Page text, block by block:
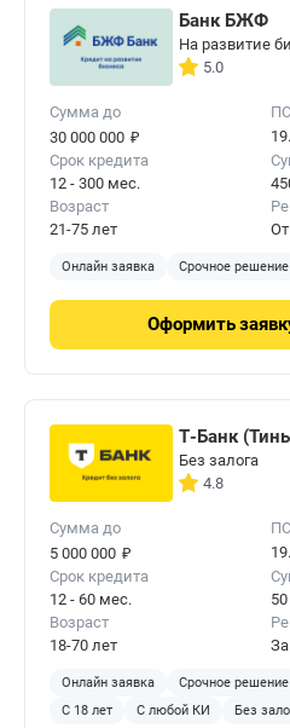
Банк БЖФ
На развитие
5.0
Сумма до
30 000 000 ₽
Срок кредита
12 - 300 мес.
Возраст
21-75 лет
Онлайн заявка Срочное решение
Оформить
Т-Банк
Без залога
4.8
Сумма до
5 000 000 ₽
Срок кредита
12 - 60 мес.
Возраст
18-70 лет
Онлайн заявка Срочное решение
С 18 лет
С любой КИ Без